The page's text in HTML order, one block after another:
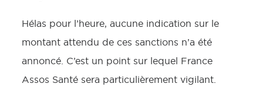
Hélas pour l’heure, aucune indication sur le
montant attendu de ces sanctions n’a été
annoncé. C’est un point sur lequel France
Assos Santé sera particulièrement vigilant.